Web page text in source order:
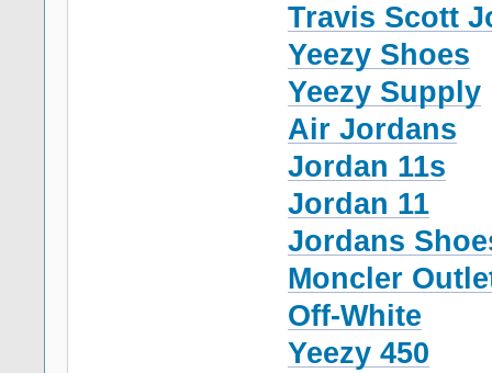
Travis Scott
Yeezy Shoes
Yeezy Supply
Air Jordans
Jordan 11s
Jordan 11
Jordans
Moncler
Off-White
Yeezy 450